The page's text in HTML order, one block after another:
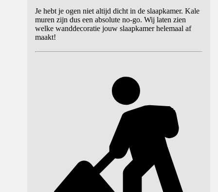
Je hebt je ogen niet altijd dicht in de slaapkamer. Kale
muren zijn dus een absolute no-go. Wij laten zien
welke wanddecoratie jouw slaapkamer helemaal af
maakt!